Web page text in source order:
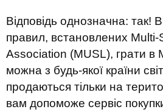
Відповідь однозначна: так!
правил, встановлених
Association (MUSL), грати в
можна з будь-якої країни
продаються тільки на
вам допоможе сервіс